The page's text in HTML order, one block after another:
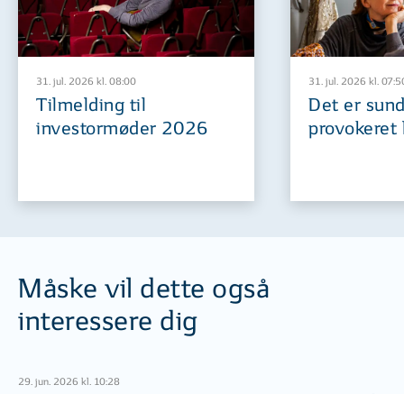
31. jul. 2026 kl. 08:00
Tilmelding til
investormøder 2026
31. jul. 2026 kl.
Det er
provokeret
Måske vil dette også
interessere dig
29. jun. 2026 kl. 10:28